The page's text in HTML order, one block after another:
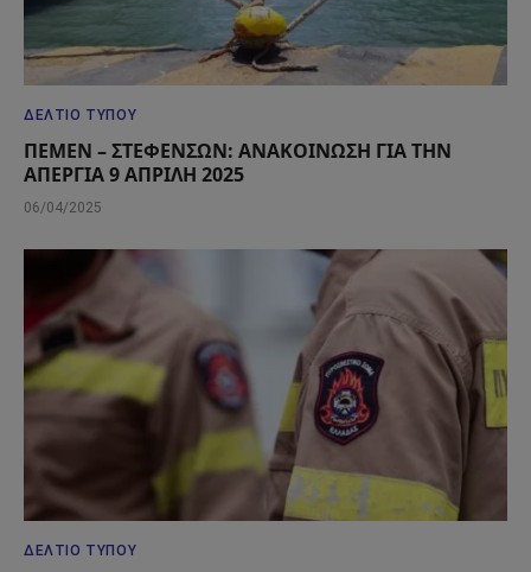
ΔΕΛΤΊΟ ΤΎΠΟΥ
ΠΕΜΕΝ – ΣΤΕΦΕΝΣΩΝ: ΑΝΑΚΟΙΝΩΣΗ ΓΙΑ ΤΗΝ
ΑΠΕΡΓΙΑ 9 ΑΠΡΙΛΗ 2025
06/04/2025
ΔΕΛΤΊΟ ΤΎΠΟΥ